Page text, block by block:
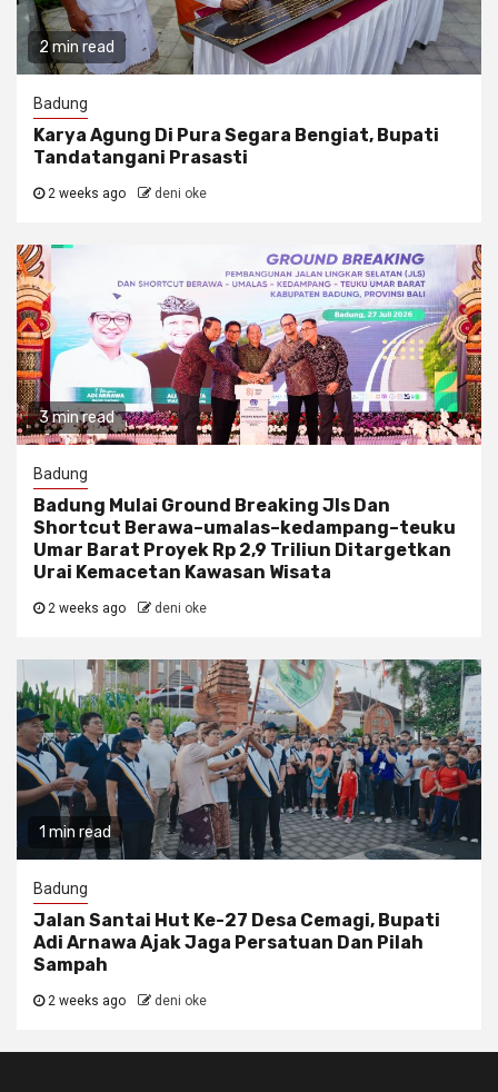
2 min read
Badung
Karya Agung Di Pura Segara Bengiat, Bupati
Tandatangani Prasasti
2 weeks ago deni oke
3 min read
Badung
Badung Mulai Ground Breaking Jls Dan
Shortcut Berawa–umalas–kedampang–teuku
Umar Barat Proyek Rp 2,9 Triliun Ditargetkan
Urai Kemacetan Kawasan Wisata
2 weeks ago deni oke
1 min read
Badung
Jalan Santai Hut Ke-27 Desa Cemagi, Bupati
Adi Arnawa Ajak Jaga Persatuan Dan Pilah
Sampah
2 weeks ago deni oke